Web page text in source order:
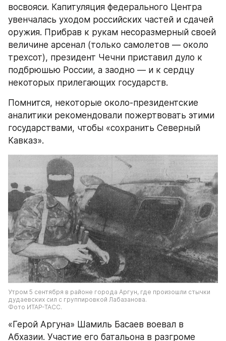
восвояси. Капитуляция федерального Центра
увенчалась уходом российских частей и сдачей
оружия. Прибрав к рукам несоразмерный своей
величине арсенал (только самолетов — около
трехсот), президент Чечни приставил дуло к
подбрюшью России, а заодно — и к сердцу
некоторых прилегающих государств.
Помнится, некоторые около-президентские
аналитики рекомендовали пожертвовать этими
государствами, чтобы «сохранить Северный
Кавказ».
Утром 5 сентября в районе города Аргун, где произошли стычки
дудаевских сил с группировкой Лабазанова.
Фото ИТАР-ТАСС.
«Герой Аргуна» Шамиль Басаев воевал в
Абхазии. Участие его батальона в разгроме